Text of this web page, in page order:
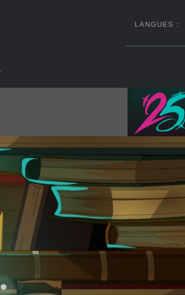
LANGUES :